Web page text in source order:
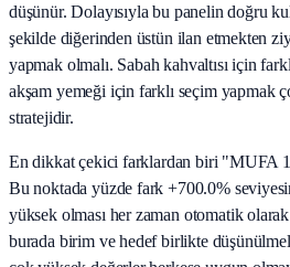
düşünür. Dolayısıyla bu panelin doğru
şekilde diğerinden üstün ilan etmekten
yapmak olmalı. Sabah kahvaltısı için
akşam yemeği için farklı seçim yapmak
stratejidir.
En dikkat çekici farklardan biri "MUFA
Bu noktada yüzde fark +700.0%
yüksek olması her zaman otomatik
burada birim ve hedef birlikte